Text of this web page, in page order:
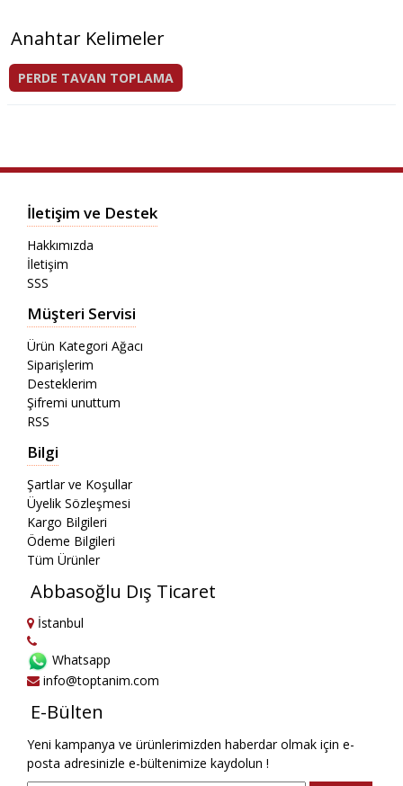
Anahtar Kelimeler
PERDE TAVAN TOPLAMA
İletişim ve Destek
Hakkımızda
İletişim
SSS
Müşteri Servisi
Ürün Kategori Ağacı
Siparişlerim
Desteklerim
Şifremi unuttum
RSS
Bilgi
Şartlar ve Koşullar
Üyelik Sözleşmesi
Kargo Bilgileri
Ödeme Bilgileri
Tüm Ürünler
Abbasoğlu Dış Ticaret
İstanbul
Whatsapp
info@toptanim.com
E-Bülten
Yeni kampanya ve ürünlerimizden haberdar olmak için e-
posta adresinizle e-bültenimize kaydolun !